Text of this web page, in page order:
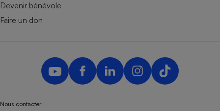
Devenir bénévole
Faire un don
Nous contacter